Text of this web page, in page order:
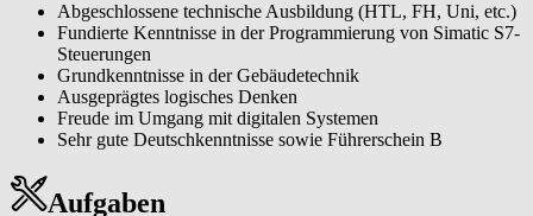
Abgeschlossene technische Ausbildung (HTL, FH, Uni, etc.)
Fundierte Kenntnisse in der Programmierung von Simatic S7-
Steuerungen
Grundkenntnisse in der Gebäudetechnik
Ausgeprägtes logisches Denken
Freude im Umgang mit digitalen Systemen
Sehr gute Deutschkenntnisse sowie Führerschein B
Aufgaben